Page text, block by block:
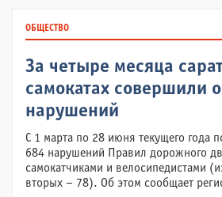
ОБЩЕСТВО
За четыре месяца
самокатах совершили
нарушений
С 1 марта по 28 июня текущего года
684 нарушений Правил дорожного
самокатчиками и велосипедистами
вторых – 78). Об этом сообщает